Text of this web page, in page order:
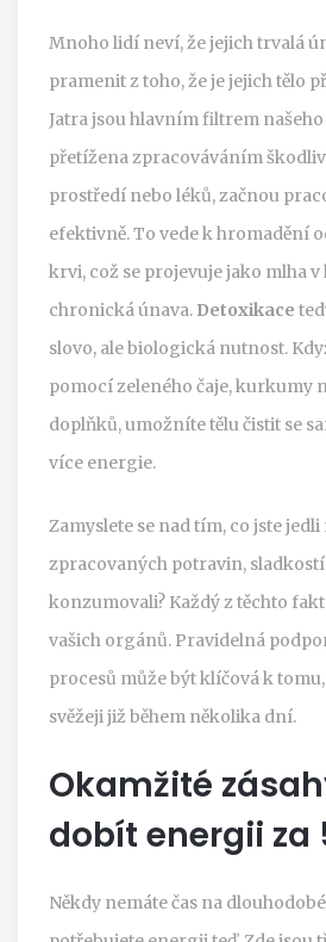
Mnoho lidí neví, že jejich trvalá
pramenit z toho, že je jejich tělo
Jatra jsou hlavním filtrem našeho
přetížena zpracováváním
prostředí nebo léků, začnou
efektivně. To vede k hromadění
krvi, což se projevuje jako mlha v
chronická únava. Detoxikace
slovo, ale biologická nutnost.
pomocí zeleného čaje, kurkumy
doplňků, umožníte tělu čistit se
více energie.
Zamyslete se nad tím, co jste
zpracovaných potravin,
konzumovali? Každý z těchto
vašich orgánů. Pravidelná
procesů může být klíčová k
svěžeji již během několika dní.
Okamžité
dobít energii za
Někdy nemáte čas na